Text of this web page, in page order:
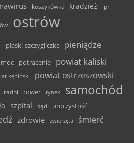
koszykówka kradzież lpr
ostrów
piaski-szczygliczka pieniądze
potrącenie powiat kaliski
kępiński powiat ostrzeszowski
radni rower rynek samochód
szpital sąd uroczystość
zdrowie zwierzęta śmierć